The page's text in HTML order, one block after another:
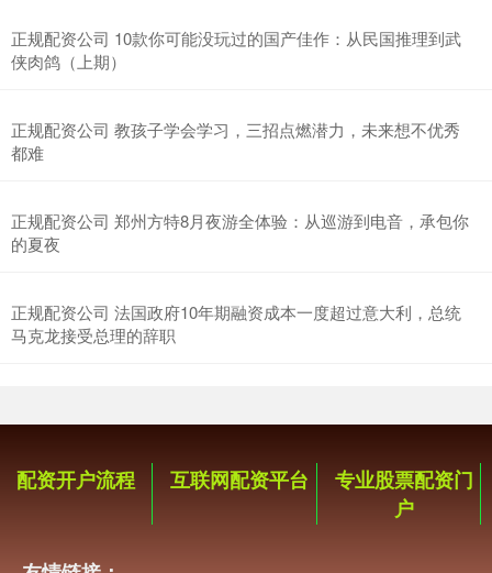
正规配资公司 10款你可能没玩过的国产佳作：从民国推理到武
侠肉鸽（上期）
正规配资公司 教孩子学会学习，三招点燃潜力，未来想不优秀
都难
正规配资公司 郑州方特8月夜游全体验：从巡游到电音，承包你
的夏夜
正规配资公司 法国政府10年期融资成本一度超过意大利，总统
马克龙接受总理的辞职
配资开户流程 互联网配资平台
专业股票配资门
户